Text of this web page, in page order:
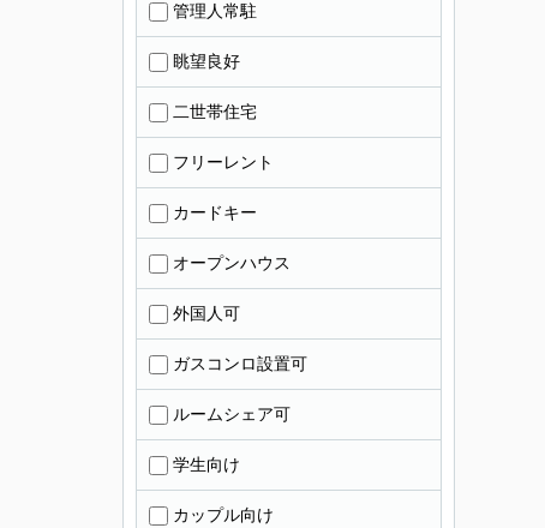
管理人常駐
眺望良好
二世帯住宅
フリーレント
カードキー
オープンハウス
外国人可
ガスコンロ設置可
ルームシェア可
学生向け
カップル向け